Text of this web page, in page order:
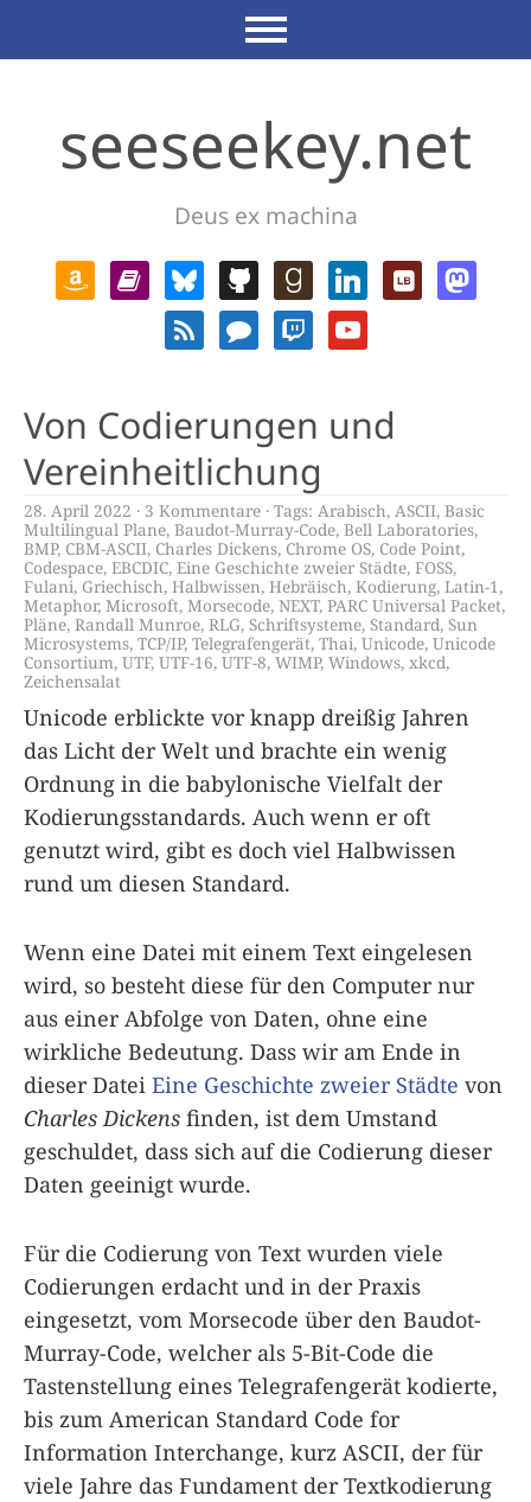
seeseekey.net
Deus ex machina
Von Codierungen und
Vereinheitlichung
28. April 2022 3 Kommentare Tags: Arabisch, ASCII, Basic
Multilingual Plane, Baudot-Murray-Code, Bell Laboratories,
BMP, CBM-ASCII, Charles Dickens, Chrome OS, Code Point,
Codespace, EBCDIC, Eine Geschichte zweier Städte, FOSS,
Fulani, Griechisch, Halbwissen, Hebräisch, Kodierung, Latin-1 ,
Metaphor, Microsoft, Morsecode, NEXT, PARC Universal Packet,
Pläne, Randall Munroe, RLG, Schriftsysteme, Standard, Sun
Microsystems, TCP/IP, Telegrafengerät, Thai, Unicode, Unicode
Consortium, UTF, UTF-16, UTF-8, WIMP, Windows, xkcd,
Zeichensalat
Unicode erblickte vor knapp dreißig Jahren
das Licht der Welt und brachte ein wenig
Ordnung in die babylonische Vielfalt der
Kodierungsstandards. Auch wenn er oft
genutzt wird, gibt es doch viel Halbwissen
rund um diesen Standard.
Wenn eine Datei mit einem Text eingelesen
wird, so besteht diese für den Computer nur
aus einer Abfolge von Daten, ohne eine
wirkliche Bedeutung. Dass wir am Ende in
dieser Datei Eine Geschichte zweier Städte von
Charles Dickens finden, ist dem Umstand
geschuldet, dass sich auf die Codierung dieser
Daten geeinigt wurde.
Für die Codierung von Text wurden viele
Codierungen erdacht und in der Praxis
eingesetzt, vom Morsecode über den Baudot-
Murray-Code, welcher als 5-Bit-Code die
Tastenstellung eines Telegrafengerät kodierte,
bis zum American Standard Code for
Information Interchange, kurz ASCII, der für
viele Jahre das Fundament der Textkodierung